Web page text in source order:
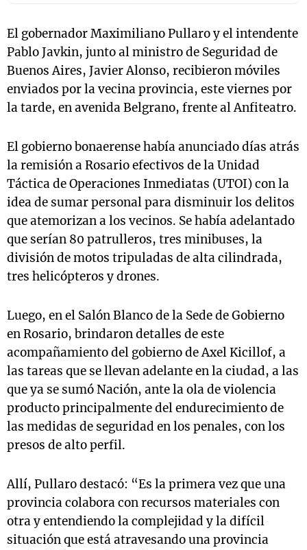
El gobernador Maximiliano Pullaro y el intendente
Pablo Javkin, junto al ministro de Seguridad de
Buenos Aires, Javier Alonso, recibieron móviles
enviados por la vecina provincia, este viernes por
la tarde, en avenida Belgrano, frente al Anfiteatro.
El gobierno bonaerense había anunciado días atrás
la remisión a Rosario efectivos de la Unidad
Táctica de Operaciones Inmediatas (UTOI) con la
idea de sumar personal para disminuir los delitos
que atemorizan a los vecinos. Se había adelantado
que serían 80 patrulleros, tres minibuses, la
división de motos tripuladas de alta cilindrada,
tres helicópteros y drones.
Luego, en el Salón Blanco de la Sede de Gobierno
en Rosario, brindaron detalles de este
acompañamiento del gobierno de Axel Kicillof, a
las tareas que se llevan adelante en la ciudad, a las
que ya se sumó Nación, ante la ola de violencia
producto principalmente del endurecimiento de
las medidas de seguridad en los penales, con los
presos de alto perfil.
Allí, Pullaro destacó: “Es la primera vez que una
provincia colabora con recursos materiales con
otra y entendiendo la complejidad y la difícil
situación que está atravesando una provincia